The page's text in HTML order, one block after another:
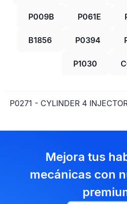
P009B P061E
B1856 P0394
P1030
P0271 - CYLINDER 4
Mejora tus
mecánicas con